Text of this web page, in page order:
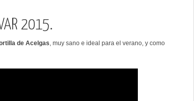
2015.
de Acelgas, muy sano e ideal para el verano, y como